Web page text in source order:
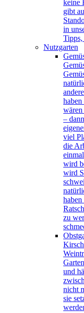
keine
gibt
in
Tipps,
Nutzgarten
wären
–
viel
die
wird
wird
zu
und
nicht
sie